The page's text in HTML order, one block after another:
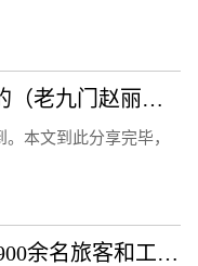
老九门赵丽颖在第几集出现的（老九门赵丽颖第几集出现）
本文到此分享完毕，
K396次列车最新情况：车上900余名旅客和工作人员全部平安